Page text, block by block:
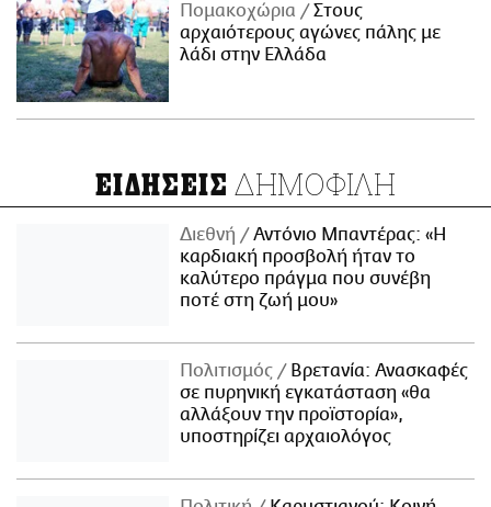
Πομακοχώρια
Στους
αρχαιότερους αγώνες πάλης με
λάδι στην Ελλάδα
ΕΙΔΗΣΕΙΣ ΔΗΜΟΦΙΛΗ
Διεθνή
Αντόνιο Μπαντέρας: «Η
καρδιακή προσβολή ήταν το
καλύτερο πράγμα που συνέβη
ποτέ στη ζωή μου»
Πολιτισμός
Βρετανία: Ανασκαφές
σε πυρηνική εγκατάσταση «θα
αλλάξουν την προϊστορία»,
υποστηρίζει αρχαιολόγος